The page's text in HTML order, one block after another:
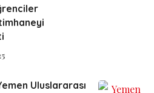
Uluslararası